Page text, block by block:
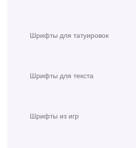
Шрифты для татуировок
Шрифты для текста
Шрифты из игр